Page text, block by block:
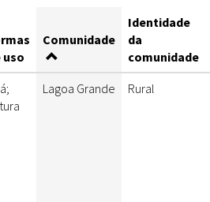
uso
Comunidade
Identidade
da
comunidade
Lagoa Grande Rural